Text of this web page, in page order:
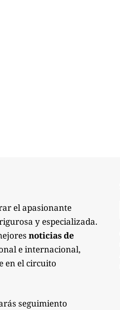
el apasionante
y especializada.
noticias de
e internacional,
en el circuito
seguimiento